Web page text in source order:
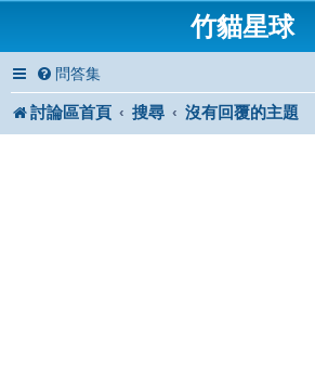
竹貓星球
問答集
討論區首頁 搜尋 沒有回覆的主題